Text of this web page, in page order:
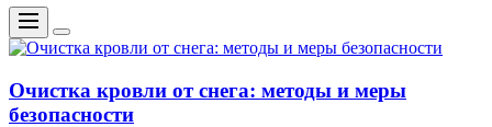
Меню
Цвет
переключателя
Очистка кровли от снега: методы и меры
безопасности